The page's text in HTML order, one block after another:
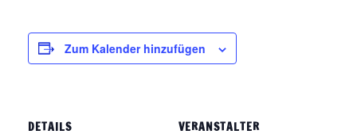
Zum Kalender hinzufügen
DETAILS
VERANSTALTER